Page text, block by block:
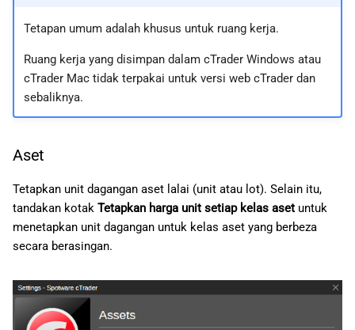
Tetapan umum adalah khusus untuk ruang kerja.
Ruang kerja yang disimpan dalam cTrader Windows atau
cTrader Mac tidak terpakai untuk versi web cTrader dan
sebaliknya.
Aset
Tetapkan unit dagangan aset lalai (unit atau lot). Selain itu,
tandakan kotak Tetapkan harga unit setiap kelas aset untuk
menetapkan unit dagangan untuk kelas aset yang berbeza
secara berasingan.